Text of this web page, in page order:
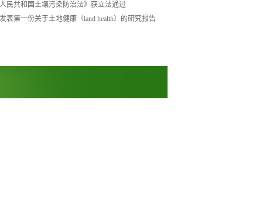
人民共和国土壤污染防治法》获立法通过
表第一份关于土地健康（land health）的研究报告